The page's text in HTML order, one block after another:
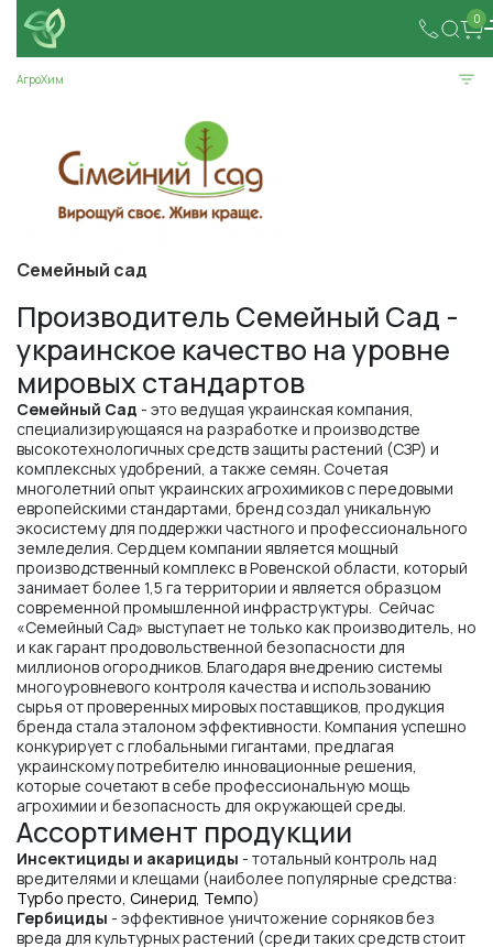
0
АгроХим
Семейный сад
Производитель Семейный Сад -
украинское качество на уровне
мировых стандартов
Семейный Сад - это ведущая украинская компания,
специализирующаяся на разработке и производстве
высокотехнологичных средств защиты растений (СЗР) и
комплексных удобрений, а также семян. Сочетая
многолетний опыт украинских агрохимиков с передовыми
европейскими стандартами, бренд создал уникальную
экосистему для поддержки частного и профессионального
земледелия. Сердцем компании является мощный
производственный комплекс в Ровенской области, который
занимает более 1,5 га территории и является образцом
современной промышленной инфраструктуры. Сейчас
«Семейный Сад» выступает не только как производитель, но
и как гарант продовольственной безопасности для
миллионов огородников. Благодаря внедрению системы
многоуровневого контроля качества и использованию
сырья от проверенных мировых поставщиков, продукция
бренда стала эталоном эффективности. Компания успешно
конкурирует с глобальными гигантами, предлагая
украинскому потребителю инновационные решения,
которые сочетают в себе профессиональную мощь
агрохимии и безопасность для окружающей среды.
Ассортимент продукции
Инсектициды и акарициды - тотальный контроль над
вредителями и клещами (наиболее популярные средства:
Турбо престо, Синерид, Темпо)
Гербициды - эффективное уничтожение сорняков без
вреда для культурных растений (среди таких средств стоит